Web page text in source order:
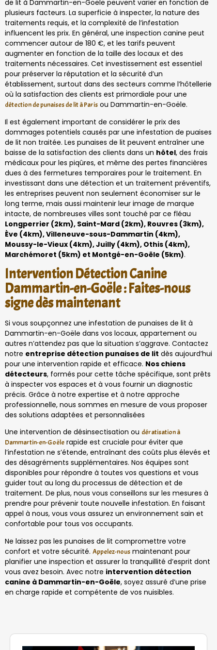
de lit à Dammartin-en-Goële peuvent varier en fonction de
plusieurs facteurs. La superficie à inspecter, la nature des
traitements requis, et la complexité de l’infestation
influencent les prix. En général, une inspection canine peut
commencer autour de 180 €, et les tarifs peuvent
augmenter en fonction de la taille des locaux et des
traitements nécessaires. Cet investissement est essentiel
pour préserver la réputation et la sécurité d’un
établissement, surtout dans des secteurs comme l’hôtellerie
où la satisfaction des clients est primordiale pour une
détection de punaises de lit à Paris ou Dammartin-en-Goële.
Il est également important de considérer le prix des
dommages potentiels causés par une infestation de puaises
de lit non traitée. Les punaises de lit peuvent entraîner une
baisse de la satisfaction des clients dans un hôtel, des frais
médicaux pour les piqûres, et même des pertes financières
dues à des fermetures temporaires pour le traitement. En
investissant dans une détection et un traitement préventifs,
les entreprises peuvent non seulement économiser sur le
long terme, mais aussi maintenir leur image de marque
intacte, de nombreuses villes sont touché par ce fléau
Longperrier (2km), Saint-Mard (2km), Rouvres (3km),
Ève (4km), Villeneuve-sous-Dammartin (4km),
Moussy-le-Vieux (4km), Juilly (4km), Othis (4km),
Marchémoret (5km) et Montgé-en-Goële (5km).
Intervention Détection Canine
Dammartin-en-Goële : Faites-nous
signe dès maintenant
Si vous soupçonnez une infestation de punaises de lit à
Dammartin-en-Goële dans vos locaux, appartement ou
autres n’attendez pas que la situation s’aggrave. Contactez
notre entreprise détection punaises de lit dès aujourd’hui
pour une intervention rapide et efficace. Nos chiens
détecteurs, formés pour cette tâche spécifique, sont prêts
à inspecter vos espaces et à vous fournir un diagnostic
précis. Grâce à notre expertise et à notre approche
professionnelle, nous sommes en mesure de vous proposer
des solutions adaptées et personnalisées
Une intervention de désinsectisation ou dératisation à
Dammartin-en-Goële rapide est cruciale pour éviter que
l’infestation ne s’étende, entraînant des coûts plus élevés et
des désagréments supplémentaires. Nos équipes sont
disponibles pour répondre à toutes vos questions et vous
guider tout au long du processus de détection et de
traitement. De plus, nous vous conseillons sur les mesures à
prendre pour prévenir toute nouvelle infestation. En faisant
appel à nous, vous vous assurez un environnement sain et
confortable pour tous vos occupants.
Ne laissez pas les punaises de lit compromettre votre
confort et votre sécurité. Appelez-nous maintenant pour
planifier une inspection et assurer la tranquillité d’esprit dont
vous avez besoin. Avec notre intervention détection
canine à Dammartin-en-Goële, soyez assuré d’une prise
en charge rapide et compétente de vos nuisibles.